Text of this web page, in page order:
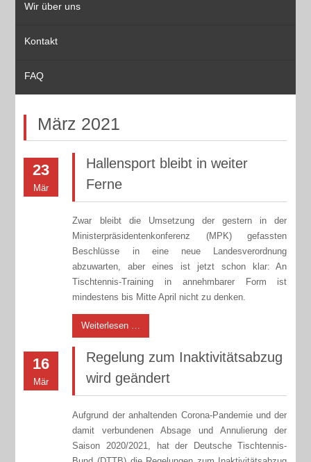
Wir über uns
Kontakt
FAQ
März 2021
23
Mär
Hallensport bleibt in weiter
Ferne
Zwar bleibt die Umsetzung der gestern in der
Ministerpräsidentenkonferenz (MPK) gefassten
Beschlüsse in eine neue Landesverordnung
abzuwarten, aber eines ist jetzt schon klar: An
Tischtennis-Training in annehmbarer Form ist
mindestens bis Mitte April nicht zu denken.
Weiterlesen …
16
Mär
Regelung zum Inaktivitätsabzug
wird geändert
Aufgrund der anhaltenden Corona-Pandemie und der
damit verbundenen Absage und Annulierung der
Saison 2020/2021, hat der Deutsche Tischtennis-